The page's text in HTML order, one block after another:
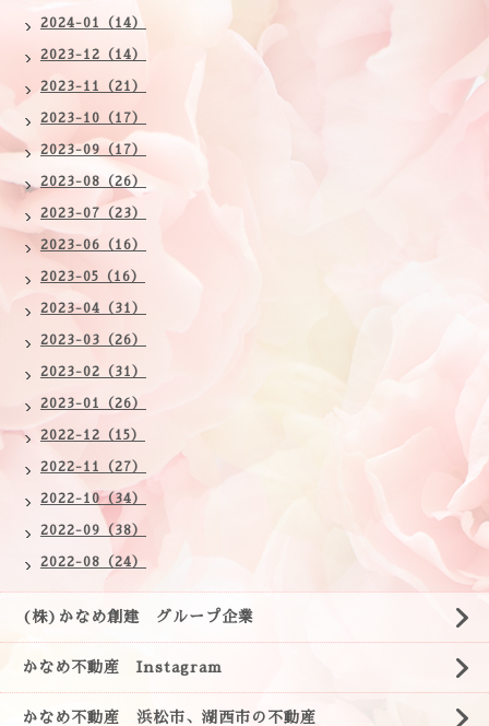
2024-01（14）
2023-12（14）
2023-11（21）
2023-10（17）
2023-09（17）
2023-08（26）
2023-07（23）
2023-06（16）
2023-05（16）
2023-04（31）
2023-03（26）
2023-02（31）
2023-01（26）
2022-12（15）
2022-11（27）
2022-10（34）
2022-09（38）
2022-08（24）
(株)かなめ創建 グループ企業
かなめ不動産 Instagram
かなめ不動産 浜松市、湖西市の不動産